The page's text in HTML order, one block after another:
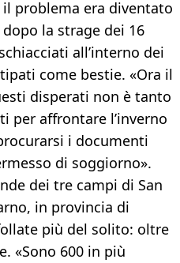
il problema era diventato
la strage dei 16
all’interno dei
come bestie. «Ora il
disperati non è tanto
per affrontare l’inverno
i documenti
di soggiorno».
dei tre campi di San
in provincia di
più del solito: oltre
«Sono 600 in più